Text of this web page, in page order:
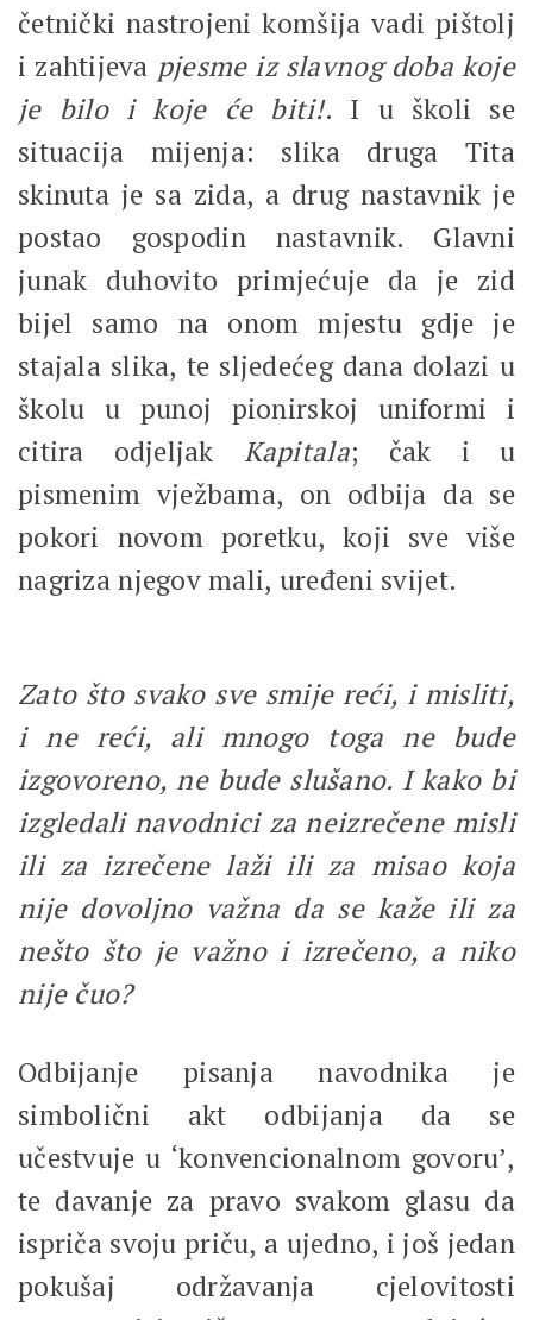
četnički nastrojeni komšija vadi pištolj
i zahtijeva pjesme iz slavnog doba koje
je bilo i koje će biti!. I u školi se
situacija mijenja: slika druga Tita
skinuta je sa zida, a drug nastavnik je
postao gospodin nastavnik. Glavni
junak duhovito primjećuje da je zid
bijel samo na onom mjestu gdje je
stajala slika, te sljedećeg dana dolazi u
školu u punoj pionirskoj uniformi i
citira odjeljak Kapitala; čak i u
pismenim vježbama, on odbija da se
pokori novom poretku, koji sve više
nagriza njegov mali, uređeni svijet.
Zato što svako sve smije reći, i misliti,
i ne reći, ali mnogo toga ne bude
izgovoreno, ne bude slušano. I kako bi
izgledali navodnici za neizrečene misli
ili za izrečene laži ili za misao koja
nije dovoljno važna da se kaže ili za
nešto što je važno i izrečeno, a niko
nije čuo?
Odbijanje pisanja navodnika je
simbolični akt odbijanja da se
učestvuje u ‘konvencionalnom govoru’,
te davanje za pravo svakom glasu da
ispriča svoju priču, a ujedno, i još jedan
pokušaj održavanja cjelovitosti